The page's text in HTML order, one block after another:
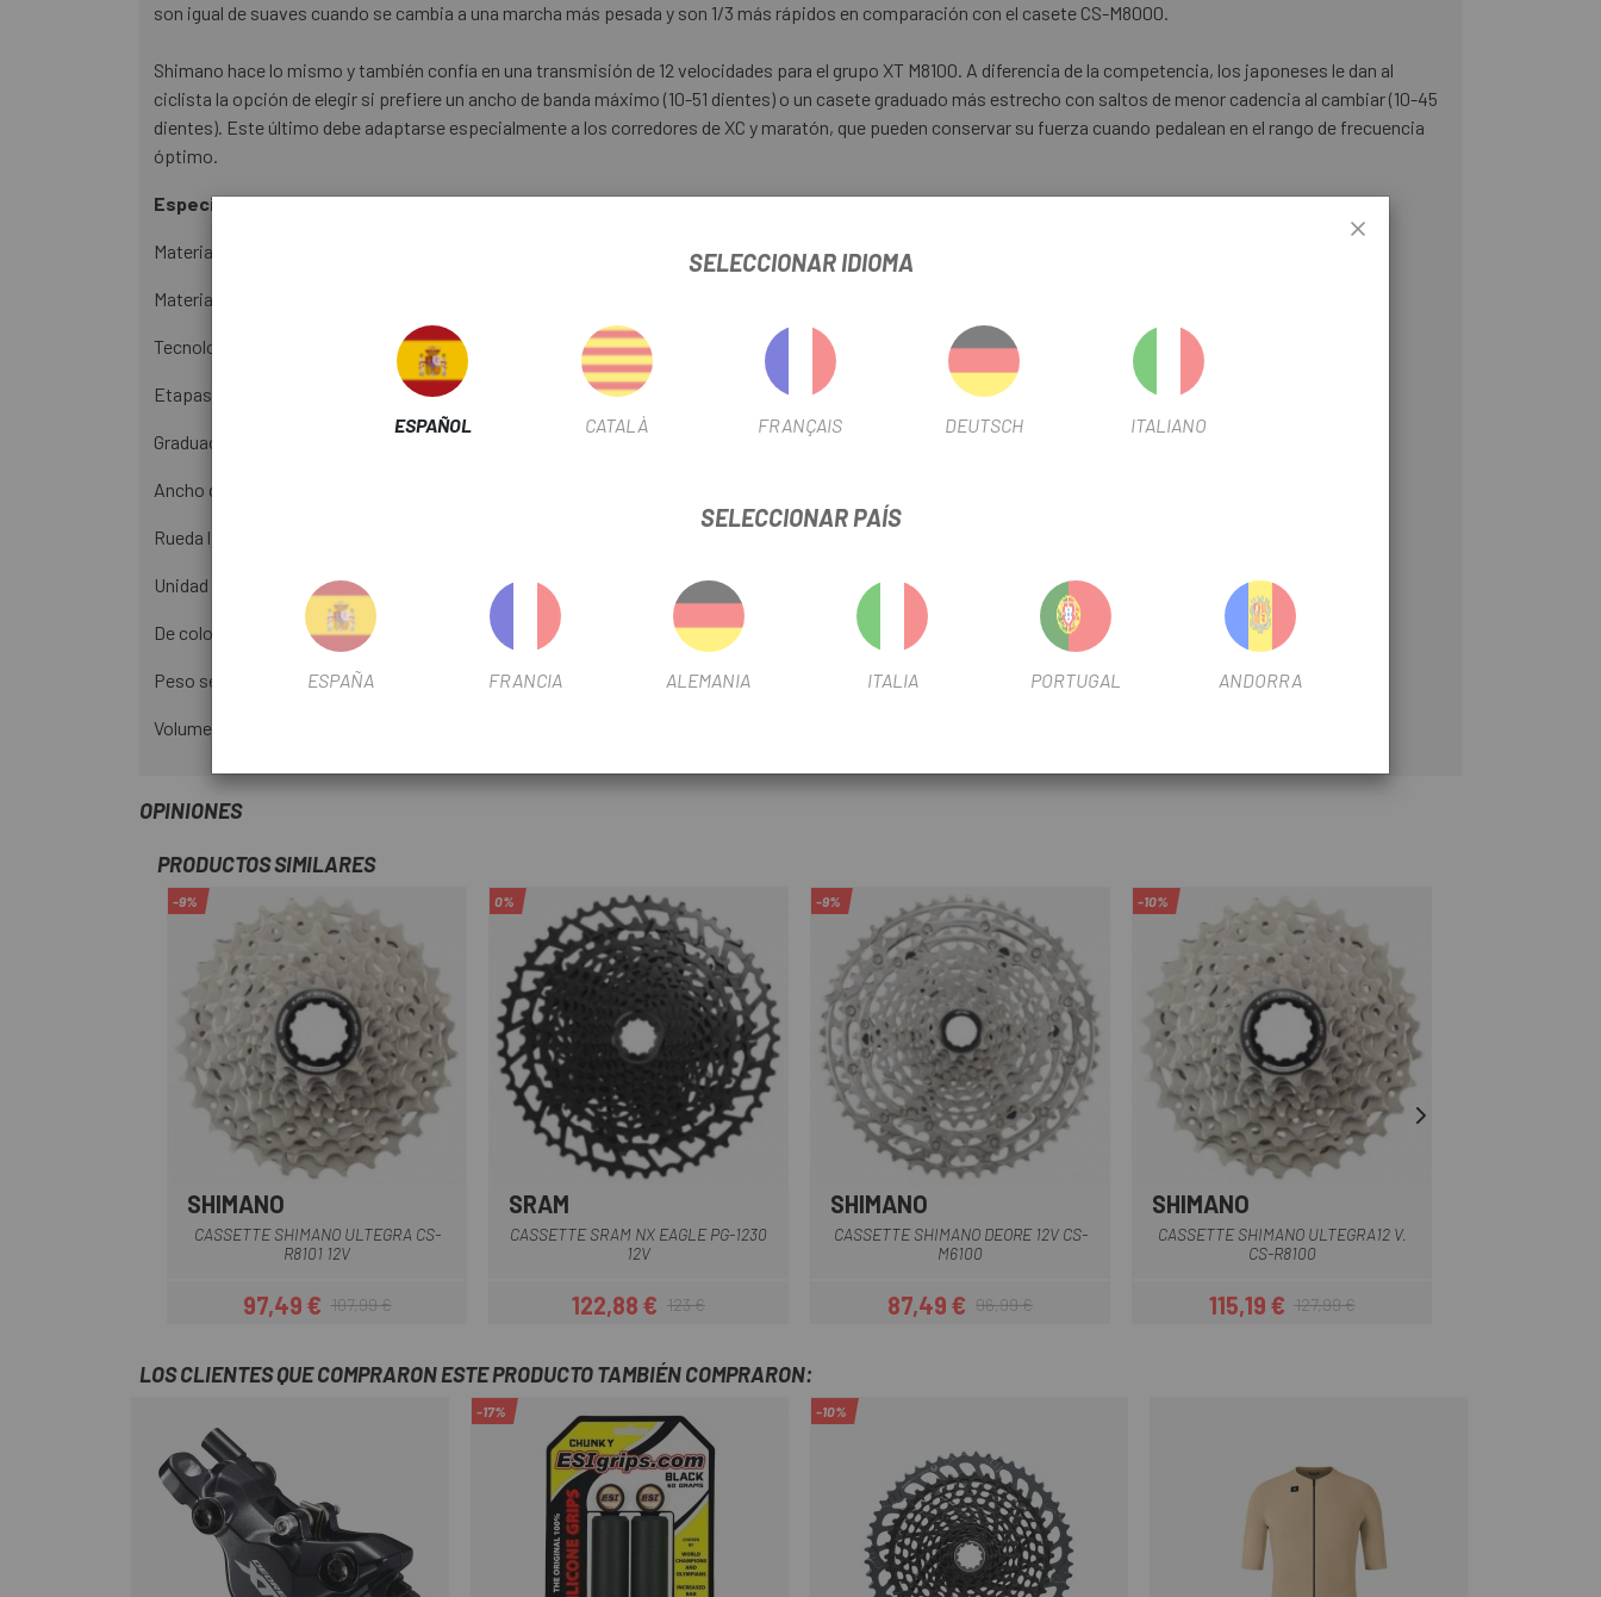
son igual de suaves cuando se cambia a una marcha más pesada y son 1/3 más rápidos en comparación con el casete CS-M8000.
Shimano hace lo mismo y también confía en una transmisión de 12 velocidades para el grupo XT M8100. A diferencia de la competencia, los japoneses le dan al
ciclista la opción de elegir si prefiere un ancho de banda máximo (10-51 dientes) o un casete graduado más estrecho con saltos de menor cadencia al cambiar (10-45
dientes). Este último debe adaptarse especialmente a los corredores de XC y maratón, que pueden conservar su fuerza cuando pedalean en el rango de frecuencia
óptimo.
Especificaciones técnicas:
Material 2 piñones grandes: aluminio
Material 10 piñones pequeños: acero
Tecnología: Hyperglide+, Micro Spline
Etapas de conmutación: 12
Graduación: 10-12-14-16-18-21-24-28-32-36-40-45
Ancho de banda de traducción: 450%
Rueda libre de compatibilidad: Shimano Micro Spline de 12 velocidades
Unidad de compatibilidad: unidades Shimano de 12 velocidades
De color negro
Peso según fabricante: 461g
Volumen de suministro: 1x cassette SHIMANO Deore XT 12 velocidades CS-M8100 10-45 dientes
OPINIONES
PRODUCTOS SIMILARES
-9%
SHIMANO
CASSETTE SHIMANO ULTEGRA CS-
R8101 12V
Precio
97,49 €Precio regular
107,99 €
0%
SRAM
CASSETTE SRAM NX EAGLE PG-1230
12V
Precio
122,88 €Precio regular
123 €
-9%
SHIMANO
CASSETTE SHIMANO DEORE 12V CS-
M6100
Precio
87,49 €Precio regular
96,99 €
-10%
SHIMANO
CASSETTE SHIMANO ULTEGRA12 V.
CS-R8100
Precio
115,19 €Precio regular
127,99 €
LOS CLIENTES QUE COMPRARON ESTE PRODUCTO TAMBIÉN COMPRARON:
-17% -10%
SELECCIONAR IDIOMA
ESPAÑOL CATALÀ FRANÇAIS DEUTSCH ITALIANO
SELECCIONAR PAÍS
ESPAÑA FRANCIA ALEMANIA ITALIA PORTUGAL ANDORRA